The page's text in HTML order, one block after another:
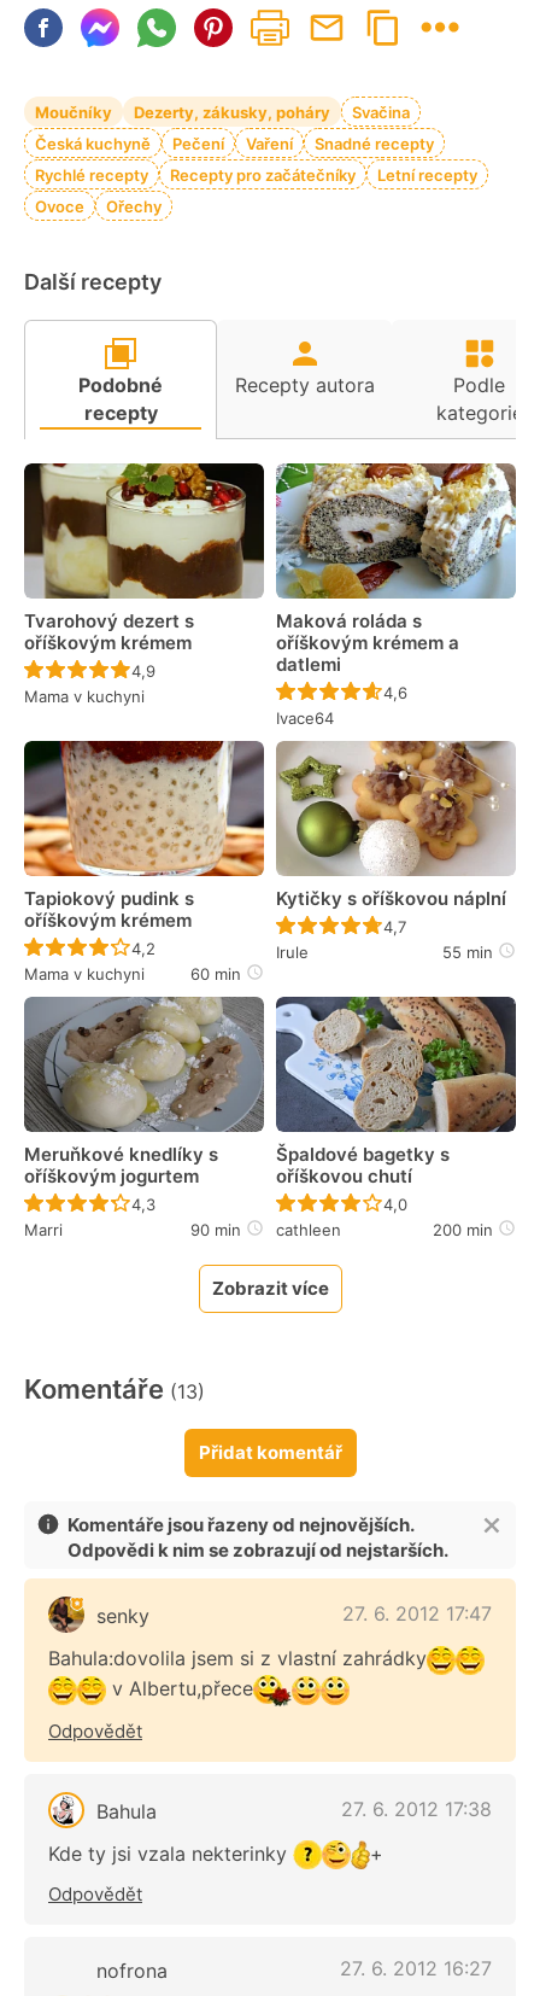
Moučníky Dezerty, zákusky, poháry
Svačina
Česká kuchyně
Pečení Vaření
Snadné recepty
Rychlé recepty
Recepty pro začátečníky
Letní recepty
Ovoce
Ořechy
Další recepty
Podobné
recepty
Recepty autora
Podle
kategorie
Tvarohový dezert s
oříškovým krémem
Recept ještě nebyl hodnocen
4,9
Mama v kuchyni
Maková roláda s
oříškovým krémem a
datlemi
Recept ještě nebyl
4,6
Ivace64
Tapiokový pudink s
oříškovým krémem
Recept ještě nebyl hodnocen
4,2
Mama v kuchyni
60 min
Kytičky s oříškovou náplní
Recept ještě nebyl
4,7
Irule
55 min
Meruňkové knedlíky s
oříškovým jogurtem
Recept ještě nebyl hodnocen
4,3
Marri
90 min
Špaldové bagetky s
oříškovou chutí
Recept ještě nebyl
4,0
cathleen
200 min
Zobrazit více
Komentáře (13)
Přidat komentář
Komentáře jsou řazeny od nejnovějších.
Odpovědi k nim se zobrazují od nejstarších.
senky
27. 6. 2012 17:47
Bahula:dovolila jsem si z vlastní zahrádky
v Albertu,přece
Odpovědět
Bahula
27. 6. 2012 17:38
Kde ty jsi vzala nekterinky
+
Odpovědět
nofrona 27. 6. 2012 16:27